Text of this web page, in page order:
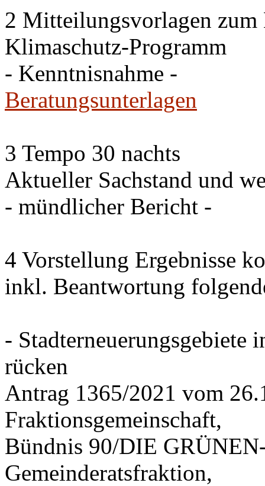
2 Mitteilungsvorlagen zum
Klimaschutz-Programm
- Kenntnisnahme -
Beratungsunterlagen
3 Tempo 30 nachts
Aktueller Sachstand und
- mündlicher Bericht -
4 Vorstellung Ergebnisse
inkl. Beantwortung
- Stadterneuerungsgebiete
rücken
Antrag 1365/2021 vom
Fraktionsgemeinschaft,
Bündnis 90/DIE
Gemeinderatsfraktion,